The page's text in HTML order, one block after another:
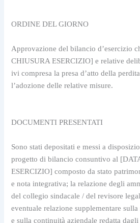
ORDINE DEL GIORNO
Approvazione del bilancio d’esercizio
CHIUSURA ESERCIZIO] e relative
ivi compresa la presa d’atto della
l’adozione delle relative misure.
DOCUMENTI PRESENTATI
Sono stati depositati e messi a
progetto di bilancio consuntivo al
ESERCIZIO] composto da stato
e nota integrativa; la relazione degli
del collegio sindacale / del revisore
eventuale relazione supplementare
e sulla continuità aziendale redatta